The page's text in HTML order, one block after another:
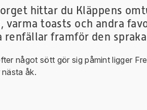
hittar du Kläppens
varma toasts och andra
renfällar framför den
något sött gör sig påmint ligger
åk.